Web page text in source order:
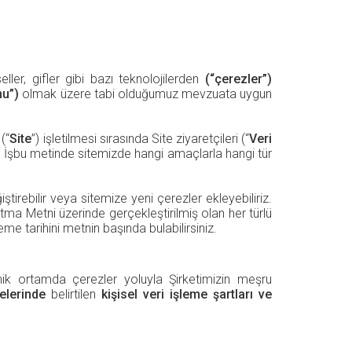
gifler gibi bazı teknolojilerden (“çerezler”)
olmak üzere tabi olduğumuz mevzuata uygun
Site”) işletilmesi sırasında Site ziyaretçileri (“Veri
İşbu metinde sitemizde hangi amaçlarla hangi tür
veya sitemize yeni çerezler ekleyebiliriz.
Metni üzerinde gerçekleştirilmiş olan her türlü
tarihini metnin başında bulabilirsiniz.
ortamda çerezler yoluyla Şirketimizin meşru
belirtilen kişisel veri işleme şartları ve